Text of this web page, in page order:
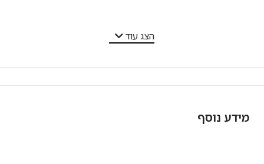
הצג עוד
מידע נוסף